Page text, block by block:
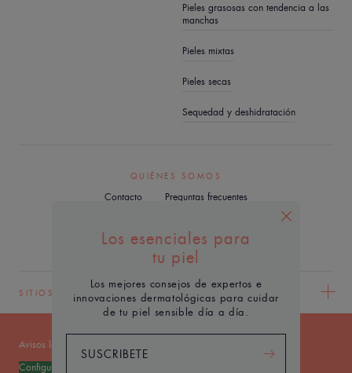
Los esenciales para
tu piel
Los mejores consejos de expertos e
innovaciones dermatológicas para cuidar
de tu piel sensible día a día.
SUSCRIBETE
Pieles grasosas con tendencia a las
manchas
Pieles mixtas
Pieles secas
Sequedad y deshidratación
QUIÉNES SOMOS
Contacto Preguntas frecuentes
SITIOS WEB DEL GRUPO PIERRE FABRE
Avisos legales
Configuración de cookies